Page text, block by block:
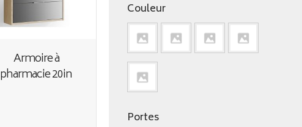
Armoire à
pharmacie 20in
Couleur
Portes